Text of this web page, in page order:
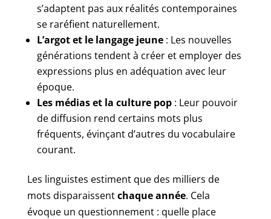
s’adaptent pas aux réalités contemporaines
se raréfient naturellement.
L’argot et le langage jeune: Les nouvelles
générations tendent à créer et employer des
expressions plus en adéquation avec leur
époque.
Les médias et la culture pop: Leur pouvoir
de diffusion rend certains mots plus
fréquents, évinçant d’autres du vocabulaire
courant.
Les linguistes estiment que des milliers de
mots disparaissentchaque année. Cela
évoque un questionnement : quelle place